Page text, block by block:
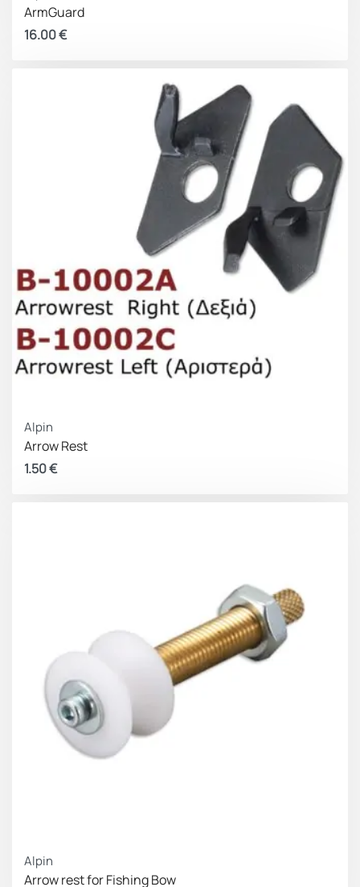
ArmGuard
16.00€
Alpin
Arrow Rest
1.50€
Alpin
Arrow rest for Fishing Bow